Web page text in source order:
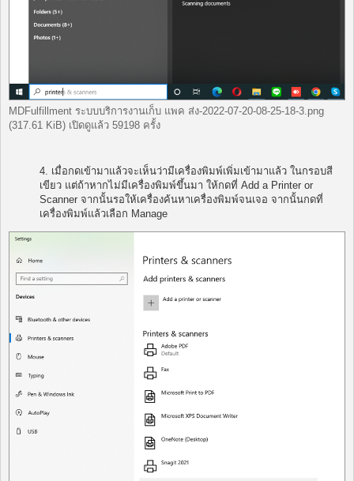
MDFulfillment ระบบบริการงานเก็บ แพค ส่ง-2022-07-20-08-25-18-3.png
(317.61 KiB) เปิดดูแล้ว 59198 ครั้ง
4. เมื่อกดเข้ามาแล้วจะเห็นว่ามีเครื่องพิมพ์เพิ่มเข้ามาแล้ว ในกรอบสี
เขียว แต่ถ้าหากไม่มีเครื่องพิมพ์ขึ้นมา ให้กดที่ Add a Printer or
Scanner จากนั้นรอให้เครื่องค้นหาเครื่องพิมพ์จนเจอ จากนั้นกดที่
เครื่องพิมพ์แล้วเลือก Manage